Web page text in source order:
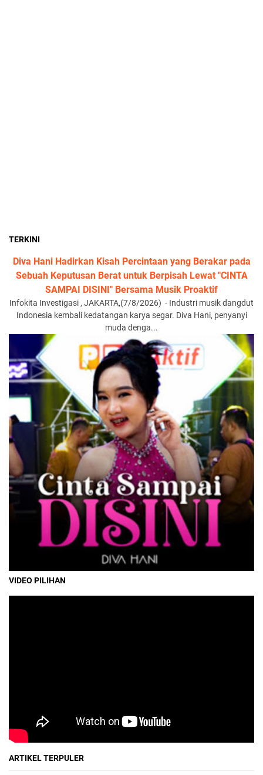
TERKINI
Diva Hani Hadirkan Kisah Percintaan yang Berakar pada
Sebuah Keputusan Berat untuk Berpisah Lewat "CINTA
SAMPAI DISINI" Bersama Musik Proaktif
Infokita Investigasi , JAKARTA,(7/8/2026) - Industri musik dangdut
Indonesia kembali kedatangan karya segar. Diva Hani, penyanyi
muda denga...
VIDEO PILIHAN
ARTIKEL TERPULER